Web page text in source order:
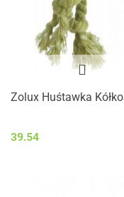
Zolux Huśtawka
39.54